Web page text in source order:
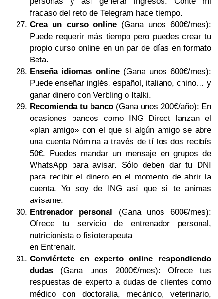
fracaso del reto de Telegram hace tiempo.
Crea un curso online (Gana unos 600€/mes):
Puede requerir más tiempo pero puedes crear tu
propio curso online en un par de días en formato
Beta.
Enseña idiomas online(Gana unos 600€/mes):
Puede enseñar inglés, español, italiano, chino… y
ganar dinero con Verbling o Italki.
Recomienda tu banco (Gana unos 200€/año): En
ocasiones bancos como ING Direct lanzan el
«plan amigo» con el que si algún amigo se abre
una cuenta Nómina a través de tí los dos recibís
50€. Puedes mandar un mensaje en grupos de
WhatsApp para avisar. Sólo deben dar tu DNI
para recibir el dinero en el momento de abrir la
cuenta. Yo soy de ING así que si te animas
avísame.
Entrenador personal (Gana unos 600€/mes):
Ofrece tu servicio de entrenador personal,
nutricionista o fisioterapeuta
en Entrenair.
Conviértete en experto online respondiendo
dudas (Gana unos 2000€/mes): Ofrece tus
respuestas de experto a dudas de clientes como
médico con doctoralia, mecánico, veterinario,